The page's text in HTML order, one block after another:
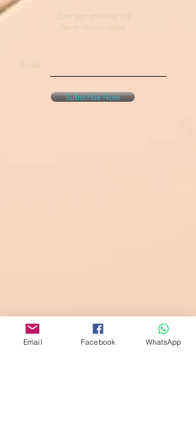
Join our mailing list
Never miss an update
Email
Subscribe Now
Email Facebook WhatsApp